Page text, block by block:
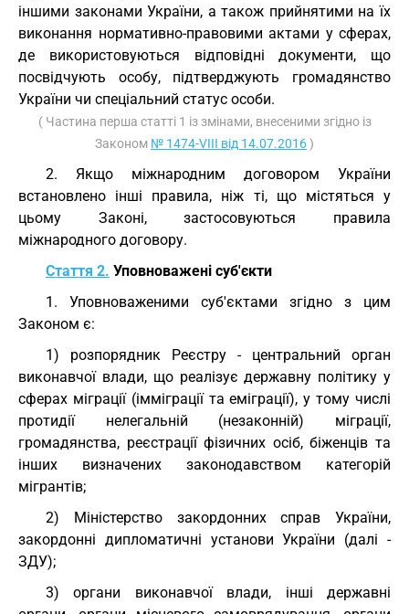
іншими законами України, а також прийнятими на їх
виконання нормативно-правовими актами у сферах,
де використовуються відповідні документи, що
посвідчують особу, підтверджують громадянство
України чи спеціальний статус особи.
( Частина перша статті 1 із змінами, внесеними згідно із
Законом № 1474-VIII від 14.07.2016)
2. Якщо міжнародним договором України
встановлено інші правила, ніж ті, що містяться у
цьому Законі, застосовуються правила
міжнародного договору.
Стаття 2. Уповноважені суб'єкти
1. Уповноваженими суб'єктами згідно з цим
Законом є:
1) розпорядник Реєстру - центральний орган
виконавчої влади, що реалізує державну політику у
сферах міграції (імміграції та еміграції), у тому числі
протидії нелегальній (незаконній) міграції,
громадянства, реєстрації фізичних осіб, біженців та
інших визначених законодавством категорій
мігрантів;
2) Міністерство закордонних справ України,
закордонні дипломатичні установи України (далі -
ЗДУ);
3) органи виконавчої влади, інші державні